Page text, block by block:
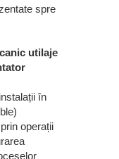
spre
utilaje
în
operații